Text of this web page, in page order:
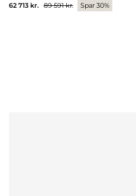
62 713 kr.
89 591 kr. Spar 30%